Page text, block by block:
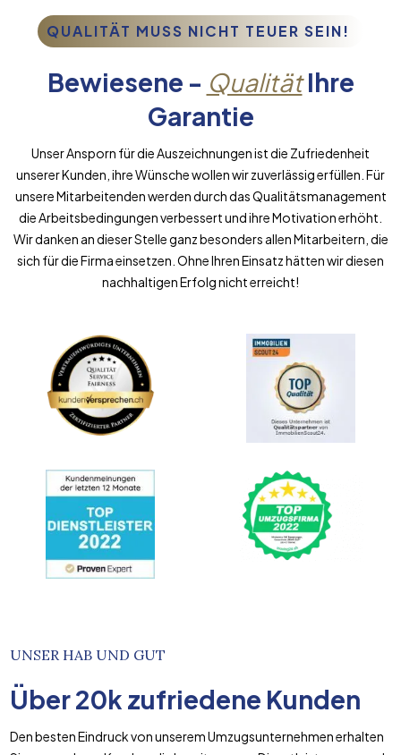
QUALITÄT MUSS NICHT TEUER SEIN!
Bewiesene - QualitätIhre
Garantie
Unser Ansporn für die Auszeichnungen ist die Zufriedenheit
unserer Kunden, ihre Wünsche wollen wir zuverlässig erfüllen. Für
unsere Mitarbeitenden werden durch das Qualitätsmanagement
die Arbeitsbedingungen verbessert und ihre Motivation erhöht.
Wir danken an dieser Stelle ganz besonders allen Mitarbeitern, die
sich für die Firma einsetzen. Ohne Ihren Einsatz hätten wir diesen
nachhaltigen Erfolg nicht erreicht!
UNSER HAB UND GUT
Über20k zufriedene Kunden
Den besten Eindruck von unserem Umzugsunternehmen erhalten